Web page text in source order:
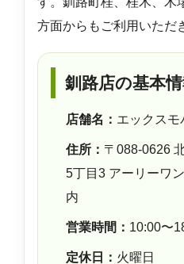
方面からもご利用いただ
釧路店の基本
店舗名： エックスモ
住所： 〒088-0626
5丁目3 アーリーワ
内
営業時間： 10:00〜
定休日： 火曜日